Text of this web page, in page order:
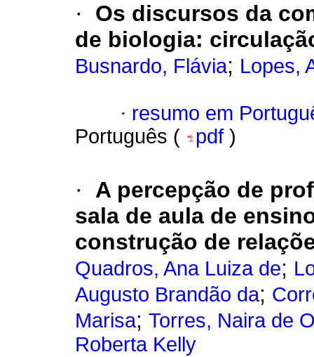
·
Os discursos da
de biologia:
Busnardo, Flávia; Lopes,
· resumo em
Português (
pdf )
·
A percepção de
sala de aula de
construção de
Quadros, Ana Luiza de;
Augusto Brandão da;
Marisa; Torres, Naira de
Roberta Kelly